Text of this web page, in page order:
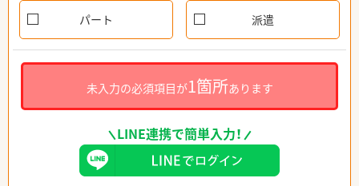
パート 派遣
未入力の必須項目が1箇所あります
LINE連携で簡単入力！